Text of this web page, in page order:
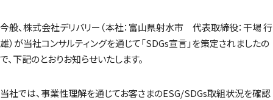
今般、株式会社デリバリー（本社：富山県射水市 代表取締役：干場 行
雄）が当社コンサルティングを通じて「SDGs宣言」を策定されましたの
で、下記のとおりお知らせいたします。
当社では、事業性理解を通じてお客さまのESG/SDGs取組状況を確認